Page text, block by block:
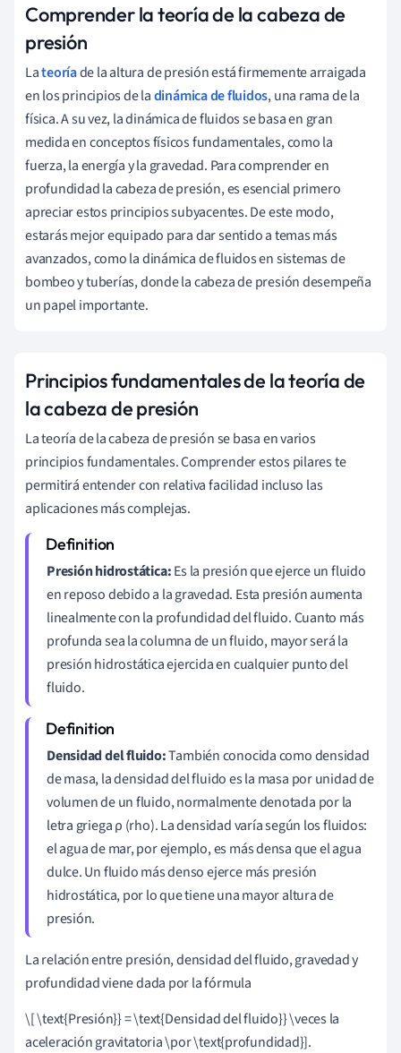
Comprender la teoría de la cabeza de
presión
Lateoríade la altura de presión está firmemente arraigada
en los principios de ladinámica de fluidos, una rama de la
física. A su vez, la dinámica de fluidos se basa en gran
medida en conceptos físicos fundamentales, como la
fuerza, la energía y la gravedad. Para comprender en
profundidad la cabeza de presión, es esencial primero
apreciar estos principios subyacentes. De este modo,
estarás mejor equipado para dar sentido a temas más
avanzados, como la dinámica de fluidos en sistemas de
bombeo y tuberías, donde la cabeza de presión desempeña
un papel importante.
Principios fundamentales de la teoría de
la cabeza de presión
La teoría de la cabeza de presión se basa en varios
principios fundamentales. Comprender estos pilares te
permitirá entender con relativa facilidad incluso las
aplicaciones más complejas.
Presión hidrostática:Es la presión que ejerce un fluido
en reposo debido a la gravedad. Esta presión aumenta
linealmente con la profundidad del fluido. Cuanto más
profunda sea la columna de un fluido, mayor será la
presión hidrostática ejercida en cualquier punto del
fluido.
Densidad del fluido:También conocida como densidad
de masa, la densidad del fluido es la masa por unidad de
volumen de un fluido, normalmente denotada por la
letra griega ρ (rho). La densidad varía según los fluidos:
el agua de mar, por ejemplo, es más densa que el agua
dulce. Un fluido más denso ejerce más presión
hidrostática, por lo que tiene una mayor altura de
presión.
La relación entre presión, densidad del fluido, gravedad y
profundidad viene dada por la fórmula
\[ \text{Presión}} = \text{Densidad del fluido}} \veces la
aceleración gravitatoria \por \text{profundidad}].